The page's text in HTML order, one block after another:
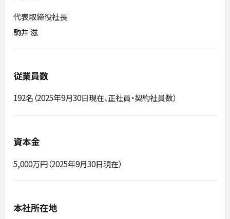
代表取締役社長
駒井 滋
従業員数
192名（2025年9月30日現在、正社員・契約社員数）
資本金
5,000万円（2025年9月30日現在）
本社所在地